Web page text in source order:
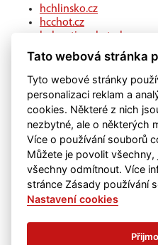
hchlinsko.cz
hcchot.cz
kohouti-ceskatrebova.cz
hcledec.cz
hclitomysl.cz
hcskutec.cz
hcslovan.com
hcchocen.cz
hcpolicka.com
hcsvetlans.cz
eSports.cz
klubweb.cz
onlajny.com
Tato webová stránka
Tyto webové stránky
personalizaci reklam a
cookies. Některé z nich
nezbytné, ale o některých
Více o používání souborů
Můžete je povolit
všechny odmítnout. Více
stránce Zásady používání
Nastavení cookies